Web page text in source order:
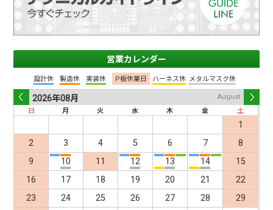
営業カレンダー
設計休 製造休 実装休 P板休業日 ハーネス休 メタルマスク休
2026年08月
August
日
月 火 水 木 金 土
1
2
3 4 5 6 7
8
9
10 11 12 13 14
15
16
17 18 19 20 21
22
23
24 25 26 27 28
29
t